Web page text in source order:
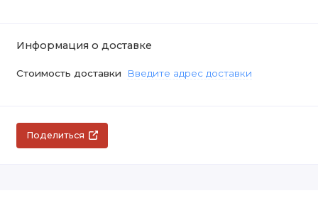
Информация о доставке
Стоимость доставки Введите адрес доставки
Поделиться